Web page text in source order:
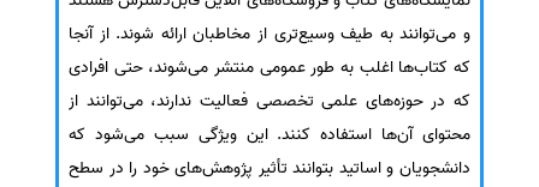
و می‌توانند به طیف وسیع‌تری از مخاطبان ارائه شوند. از آنجا
که کتاب‌ها اغلب به طور عمومی منتشر می‌شوند، حتی افرادی
که در حوزه‌های علمی تخصصی فعالیت ندارند، می‌توانند از
محتوای آن‌ها استفاده کنند. این ویژگی سبب می‌شود که
دانشجویان و اساتید بتوانند تأثیر پژوهش‌های خود را در سطح